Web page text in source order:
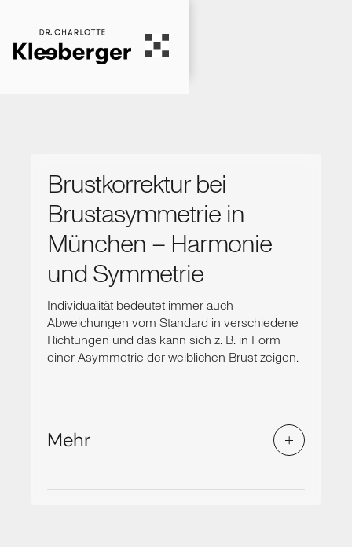
Brustkorrektur bei
Brustasymmetrie in
München – Harmonie
und Symmetrie
Individualität bedeutet immer auch
Abweichungen vom Standard in verschiedene
Richtungen und das kann sich z. B. in Form
einer Asymmetrie der weiblichen Brust zeigen.
Mehr